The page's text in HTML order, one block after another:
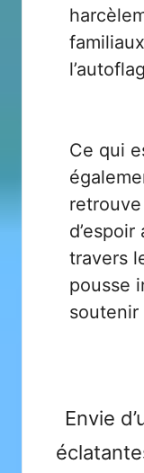
Ce qui
travers
pousse
soutenir
Envie